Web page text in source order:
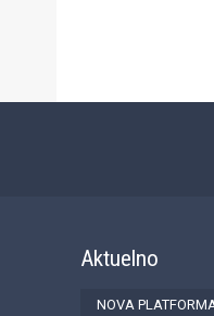
Aktuelno
NOVA